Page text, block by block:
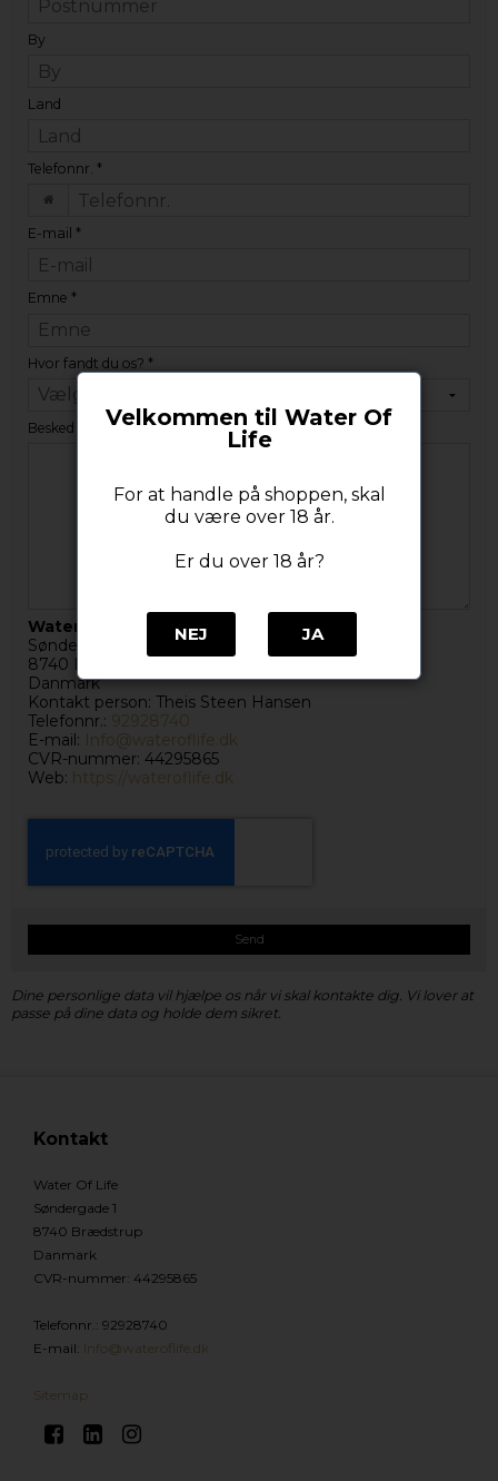
By
Land
Telefonnr. *
E-mail *
Emne *
Hvor fandt du os? *
Besked
Water Of Life
Søndergade 1
8740 Brædstrup
Danmark
Kontakt person: Theis Steen Hansen
Telefonnr.: 92928740
E-mail: Info@wateroflife.dk
CVR-nummer: 44295865
Web: https://wateroflife.dk
Send
Dine personlige data vil hjælpe os når vi skal kontakte dig. Vi lover at
passe på dine data og holde dem sikret.
Kontakt
Water Of Life
Søndergade 1
8740 Brædstrup
Danmark
CVR-nummer: 44295865
Telefonnr.: 92928740
E-mail: Info@wateroflife.dk
Sitemap
Velkommen til Water Of
Life
For at handle på shoppen, skal
du være over 18 år.
Er du over 18 år?
NEJ JA